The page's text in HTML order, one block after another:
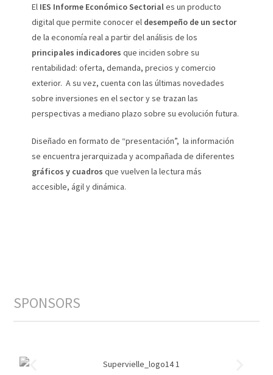
El IES Informe Económico Sectorial es un producto
digital que permite conocer el desempeño de un sector
de la economía real a partir del análisis de los
principales indicadores que inciden sobre su
rentabilidad: oferta, demanda, precios y comercio
exterior. A su vez, cuenta con las últimas novedades
sobre inversiones en el sector y se trazan las
perspectivas a mediano plazo sobre su evolución futura.
Diseñado en formato de “presentación”, la información
se encuentra jerarquizada y acompañada de diferentes
gráficos y cuadros que vuelven la lectura más
accesible, ágil y dinámica.
SPONSORS